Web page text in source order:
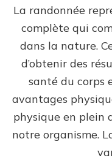
La randonnée
complète qui
dans la nature.
d’obtenir des
santé du corps
avantages
physique en plein
notre organisme.